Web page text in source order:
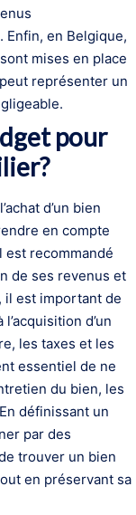
Enfin, en Belgique,
mises en place
représenter un
pour
d’un bien
en compte
est recommandé
de ses revenus et
il est important de
d’un
les taxes et les
essentiel de ne
du bien, les
définissant un
par des
trouver un bien
en préservant sa